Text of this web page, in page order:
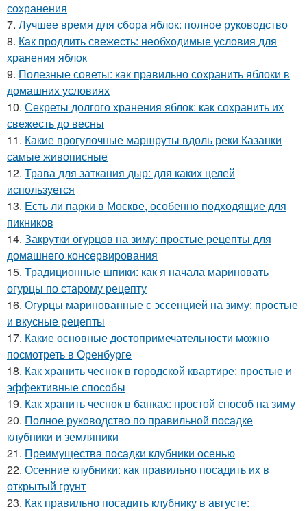
сохранения
7. Лучшее время для сбора яблок: полное руководство
8. Как продлить свежесть: необходимые условия для
хранения яблок
9. Полезные советы: как правильно сохранить яблоки в
домашних условиях
10. Секреты долгого хранения яблок: как сохранить их
свежесть до весны
11. Какие прогулочные маршруты вдоль реки Казанки
самые живописные
12. Трава для заткания дыр: для каких целей
используется
13. Есть ли парки в Москве, особенно подходящие для
пикников
14. Закрутки огурцов на зиму: простые рецепты для
домашнего консервирования
15. Традиционные шпики: как я начала мариновать
огурцы по старому рецепту
16. Огурцы маринованные с эссенцией на зиму: простые
и вкусные рецепты
17. Какие основные достопримечательности можно
посмотреть в Оренбурге
18. Как хранить чеснок в городской квартире: простые и
эффективные способы
19. Как хранить чеснок в банках: простой способ на зиму
20. Полное руководство по правильной посадке
клубники и земляники
21. Преимущества посадки клубники осенью
22. Осенние клубники: как правильно посадить их в
открытый грунт
23. Как правильно посадить клубнику в августе: